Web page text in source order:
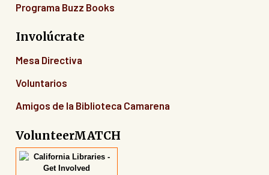
Programa Buzz Books
Involúcrate
Mesa Directiva
Voluntarios
Amigos de la Biblioteca Camarena
VolunteerMATCH